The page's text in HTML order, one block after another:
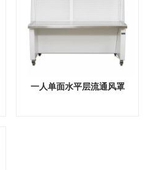
一人单面水平层流通风罩